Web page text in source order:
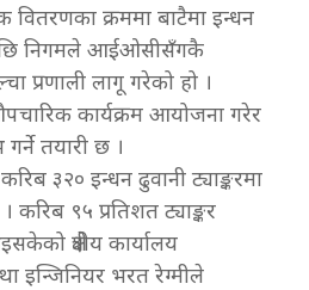
वितरणका क्रममा बाटैमा इन्धन
निगमले आईओसीसँगकै
प्रणाली लागू गरेको हो ।
कार्यक्रम आयोजना गरेर
तयारी छ ।
३२० इन्धन ढुवानी ट्याङ्करमा
९५ प्रतिशत ट्याङ्कर
क्षेत्रीय कार्यालय
इन्जिनियर भरत रेग्मीले